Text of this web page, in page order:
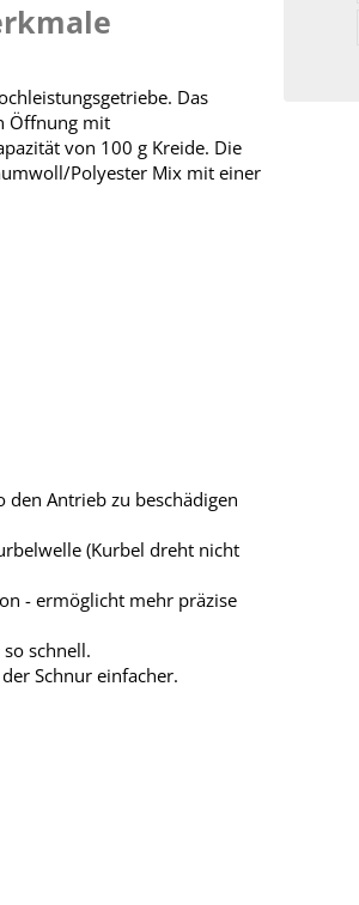
Das
Öffnung mit
von 100 g Kreide. Die
Polyester Mix mit einer
den Antrieb zu beschädigen
(Kurbel dreht nicht
- ermöglicht mehr präzise
schnell.
Schnur einfacher.